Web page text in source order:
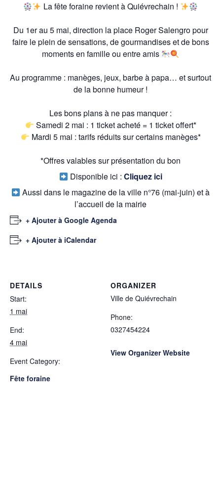
La fête foraine revient à Quiévrechain !
Du 1er au 5 mai, direction la place Roger Salengro pour
faire le plein de sensations, de gourmandises et de bons
moments en famille ou entre amis
Au programme : manèges, jeux, barbe à papa… et surtout
de la bonne humeur !
Les bons plans à ne pas manquer :
Samedi 2 mai : 1 ticket acheté = 1 ticket offert*
Mardi 5 mai : tarifs réduits sur certains manèges*
*Offres valables sur présentation du bon
Disponible ici : Cliquez ici
Aussi dans le magazine de la ville n°76 (mai-juin) et à
l’accueil de la mairie
+ Ajouter à Google Agenda
+ Ajouter à iCalendar
DETAILS
Start:
1 mai
End:
4 mai
Event Category:
Fête foraine
ORGANIZER
Ville de Quiévrechain
Phone:
0327454224
View Organizer Website